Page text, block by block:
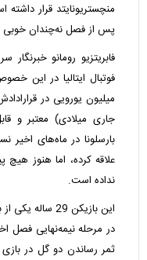
منچستریونایتد قرار
پس از فصل نه‌چندان خوبی
فابریتزیو رومانو خبرنگار
میلیون یورویی در
جاری میلادی) معتبر و
بارسلونا در ماه‌های
علاقه کرده، اما هنوز هیچ
نداده است.
این بازیکن 29
در مرحله نیمه‌نهایی فصل
ثمر رساندن دو گل در